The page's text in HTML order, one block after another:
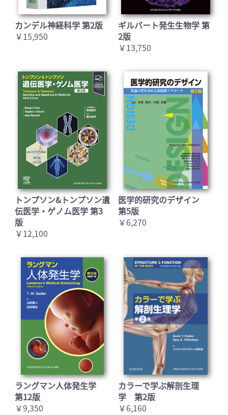
お買い物を続ける カートへ進む
カンデル神経科学 第2版
￥15,950
ギルバート発生生物学 第
2版
￥13,750
トンプソン&トンプソン遺
伝医学・ゲノム医学 第3
版
￥12,100
医学的研究のデザイン
第5版
￥6,270
ラングマン人体発生学
第12版
￥9,350
カラーで学ぶ解剖生理
学 第2版
￥6,160